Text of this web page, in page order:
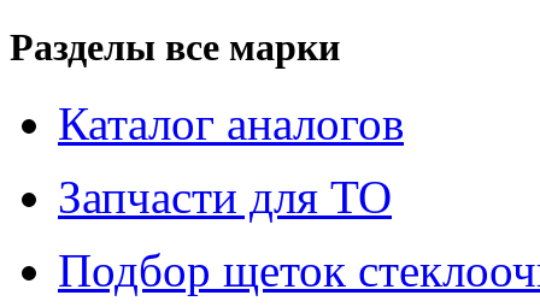
Разделы все марки
Каталог аналогов
Запчасти для ТО
Подбор щеток